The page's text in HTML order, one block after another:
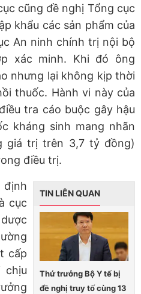
cũng đề nghị Tổng cục
khẩu các sản phẩm của
An ninh chính trị nội bộ
xác minh. Khi đó ông
nhưng lại không kịp thời
thuốc. Hành vi này của
tra cáo buộc gây hậu
kháng sinh mang nhãn
giá trị trên 3,7 tỷ đồng)
điều trị.
TIN LIÊN QUAN
Thứ trưởng Bộ Y tế bị
đề nghị truy tố cùng 13
cục
cấp
chịu